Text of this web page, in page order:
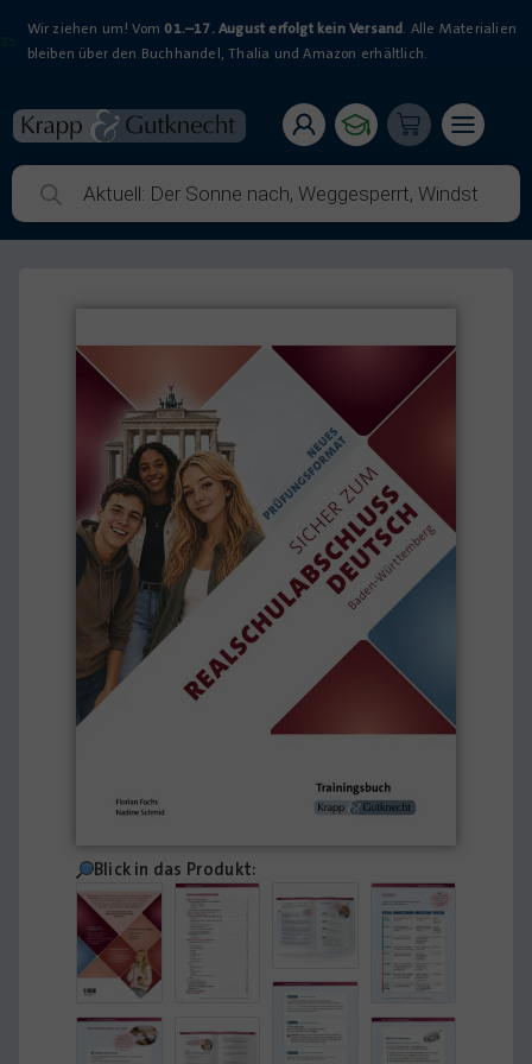
Wir ziehen um! Vom 01.–17. August erfolgt kein Versand. Alle Materialien
bleiben über den Buchhandel, Thalia und Amazon erhältlich.
Blick in das Produkt: